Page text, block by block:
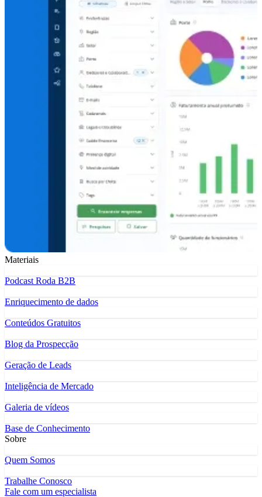
Materiais
Podcast Roda B2B
Enriquecimento de dados
Conteúdos Gratuitos
Blog da Prospecção
Geração de Leads
Inteligência de Mercado
Galeria de vídeos
Base de Conhecimento
Sobre
Quem Somos
Trabalhe Conosco
Fale com um especialista